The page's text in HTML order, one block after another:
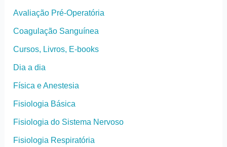
Avaliação Pré-Operatória
Coagulação Sanguínea
Cursos, Livros, E-books
Dia a dia
Física e Anestesia
Fisiologia Básica
Fisiologia do Sistema Nervoso
Fisiologia Respiratória